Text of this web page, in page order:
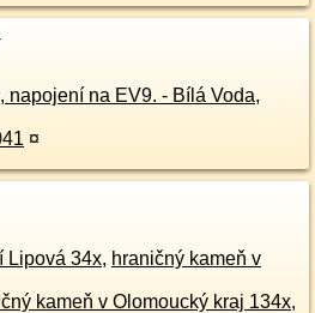
napojení na EV9. - Bílá Voda,
¤
Lipová 34x, hraničný kameň v
kameň v Olomoucký kraj 134x,